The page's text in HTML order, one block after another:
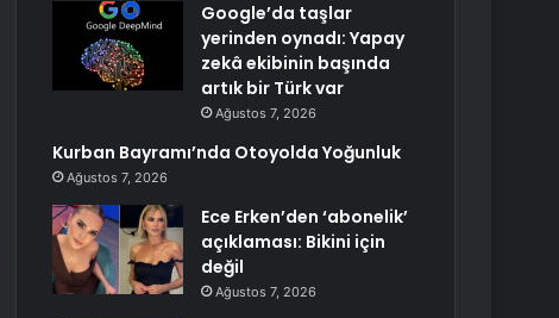
Google’da taşlar
yerinden oynadı: Yapay
zekâ ekibinin başında
artık bir Türk var
Ağustos 7, 2026
Kurban Bayramı’nda Otoyolda Yoğunluk
Ağustos 7, 2026
Ece Erken’den ‘abonelik’
açıklaması: Bikini için
değil
Ağustos 7, 2026